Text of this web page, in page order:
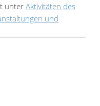
unterAktivitäten des
und